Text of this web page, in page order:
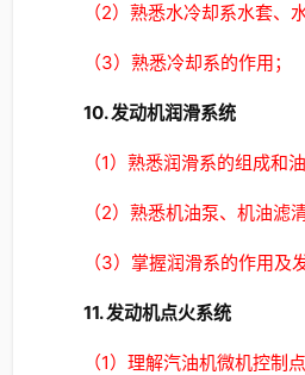
（2）熟悉水冷却系水套、
（3）熟悉冷却系的作用；
10. 发动机润滑系统
（1）熟悉润滑系的组成和油
（2）熟悉机油泵、机油滤
（3）掌握润滑系的作用及
11. 发动机点火系统
（1）理解汽油机微机控制